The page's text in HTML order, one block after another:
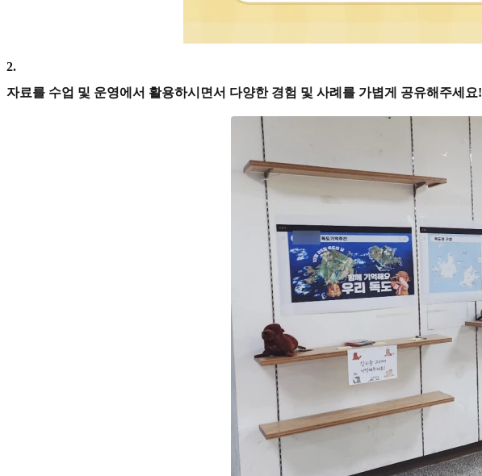
2.
자료를 수업 및 운영에서 활용하시면서 다양한 경험 및 사례를 가볍게 공유해주세요!